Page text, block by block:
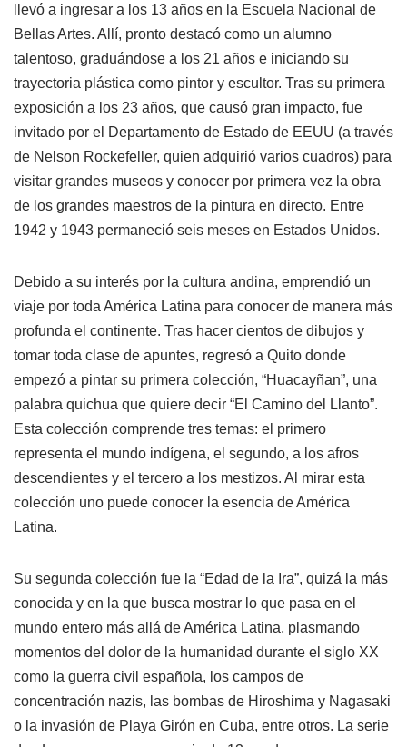
llevó a ingresar a los 13 años en la Escuela Nacional de
Bellas Artes. Allí, pronto destacó como un alumno
talentoso, graduándose a los 21 años e iniciando su
trayectoria plástica como pintor y escultor. Tras su primera
exposición a los 23 años, que causó gran impacto, fue
invitado por el Departamento de Estado de EEUU (a través
de Nelson Rockefeller, quien adquirió varios cuadros) para
visitar grandes museos y conocer por primera vez la obra
de los grandes maestros de la pintura en directo. Entre
1942 y 1943 permaneció seis meses en Estados Unidos.
Debido a su interés por la cultura andina, emprendió un
viaje por toda América Latina para conocer de manera más
profunda el continente. Tras hacer cientos de dibujos y
tomar toda clase de apuntes, regresó a Quito donde
empezó a pintar su primera colección, “Huacayñan”, una
palabra quichua que quiere decir “El Camino del Llanto”.
Esta colección comprende tres temas: el primero
representa el mundo indígena, el segundo, a los afros
descendientes y el tercero a los mestizos. Al mirar esta
colección uno puede conocer la esencia de América
Latina.
Su segunda colección fue la “Edad de la Ira”, quizá la más
conocida y en la que busca mostrar lo que pasa en el
mundo entero más allá de América Latina, plasmando
momentos del dolor de la humanidad durante el siglo XX
como la guerra civil española, los campos de
concentración nazis, las bombas de Hiroshima y Nagasaki
o la invasión de Playa Girón en Cuba, entre otros. La serie